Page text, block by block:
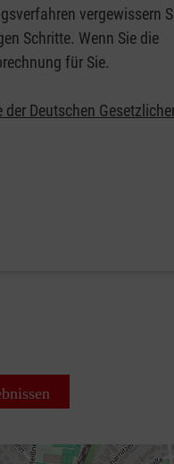
vergewissern
Schritte. Wenn Sie die
für Sie.
Deutschen